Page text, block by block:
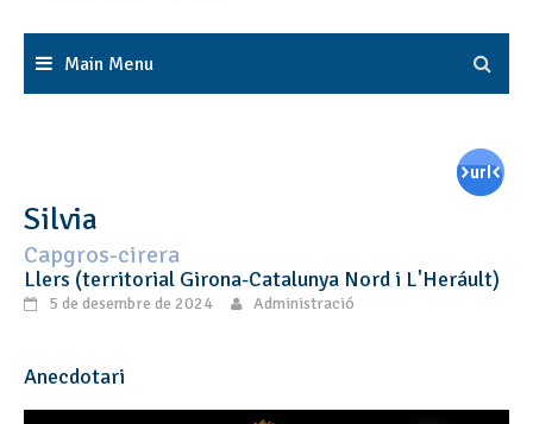
Main Menu
Silvia
Capgros-cirera
Llers (territorial Girona-Catalunya Nord i L'Heráult)
5 de desembre de 2024 Administració
Anecdotari